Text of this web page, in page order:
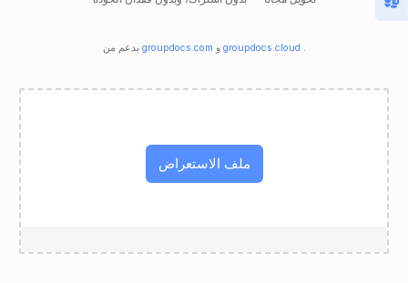
groupdocs.com و groupdocs.cloud .
ملف الاستعراض